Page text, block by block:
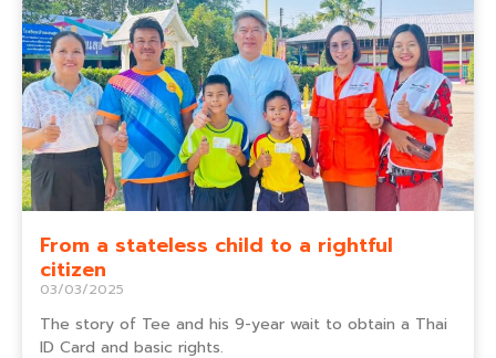
From a stateless child to a rightful
citizen
03/03/2025
The story of Tee and his 9-year wait to obtain a Thai
ID Card and basic rights.